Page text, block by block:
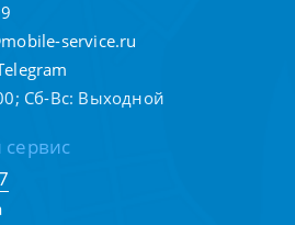
service.ru
Сб-Вс: Выходной